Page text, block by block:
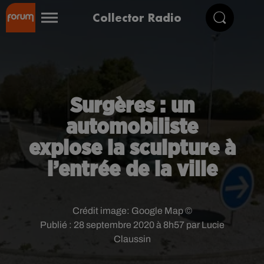
Collector Radio
Surgères : un
automobiliste
explose la sculpture à
l’entrée de la ville
Publié : 28 septembre 2020 à 8h57 par Lucie
Claussin
Crédit image: Google Map ©